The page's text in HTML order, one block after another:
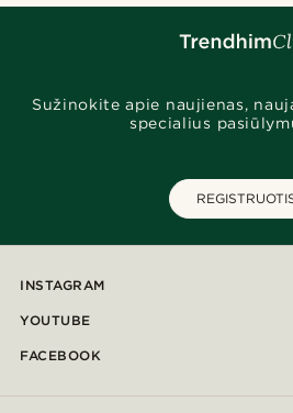
Sužinokite apie naujienas,
specialius
INSTAGRAM
YOUTUBE
FACEBOOK